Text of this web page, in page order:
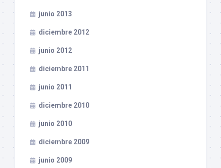
junio 2013
diciembre 2012
junio 2012
diciembre 2011
junio 2011
diciembre 2010
junio 2010
diciembre 2009
junio 2009